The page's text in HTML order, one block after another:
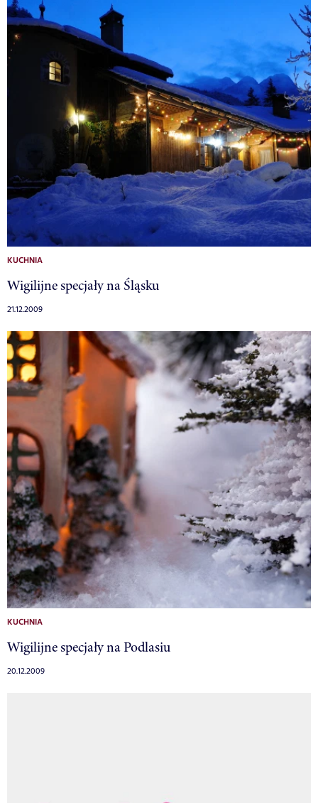
KUCHNIA
Wigilijne specjały na Śląsku
21.12.2009
KUCHNIA
Wigilijne specjały na Podlasiu
20.12.2009